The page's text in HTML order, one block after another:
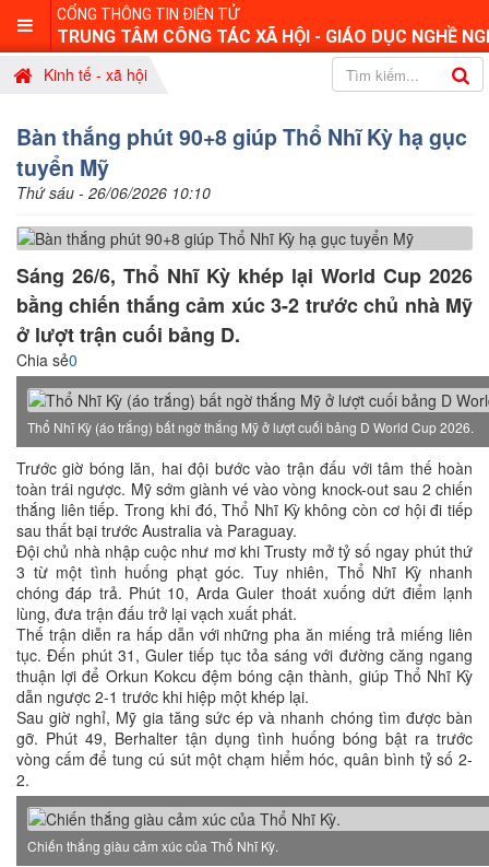
CỔNG THÔNG TIN ĐIỆN TỬ
TRUNG TÂM CÔNG TÁC XÃ HỘI - GIÁO DỤC NGHỀ
Kinh tế - xã hội
Bàn thắng phút 90+8 giúp Thổ Nhĩ Kỳ hạ gục
tuyển Mỹ
Thứ sáu - 26/06/2026 10:10
Sáng 26/6, Thổ Nhĩ Kỳ khép lại World Cup 2026
bằng chiến thắng cảm xúc 3-2 trước chủ nhà Mỹ
ở lượt trận cuối bảng D.
Chia sẻ0
Thổ Nhĩ Kỳ (áo trắng) bất ngờ thắng Mỹ ở lượt cuối bảng D World Cup 2026.
Trước giờ bóng lăn, hai đội bước vào trận đấu với tâm thế hoàn
toàn trái ngược. Mỹ sớm giành vé vào vòng knock-out sau 2 chiến
thắng liên tiếp. Trong khi đó, Thổ Nhĩ Kỳ không còn cơ hội đi tiếp
sau thất bại trước Australia và Paraguay.
Đội chủ nhà nhập cuộc như mơ khi Trusty mở tỷ số ngay phút thứ
3 từ một tình huống phạt góc. Tuy nhiên, Thổ Nhĩ Kỳ nhanh
chóng đáp trả. Phút 10, Arda Guler thoát xuống dứt điểm lạnh
lùng, đưa trận đấu trở lại vạch xuất phát.
Thế trận diễn ra hấp dẫn với những pha ăn miếng trả miếng liên
tục. Đến phút 31, Guler tiếp tục tỏa sáng với đường căng ngang
thuận lợi để Orkun Kokcu đệm bóng cận thành, giúp Thổ Nhĩ Kỳ
dẫn ngược 2-1 trước khi hiệp một khép lại.
Sau giờ nghỉ, Mỹ gia tăng sức ép và nhanh chóng tìm được bàn
gỡ. Phút 49, Berhalter tận dụng tình huống bóng bật ra trước
vòng cấm để tung cú sút một chạm hiểm hóc, quân bình tỷ số 2-
2.
Chiến thắng giàu cảm xúc của Thổ Nhĩ Kỳ.